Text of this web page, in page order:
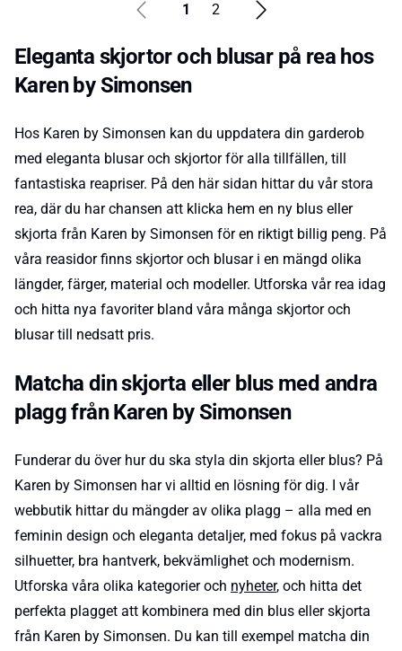
1 2
Eleganta skjortor och blusar på rea hos
Karen by Simonsen
Hos Karen by Simonsen kan du uppdatera din garderob
med eleganta blusar och skjortor för alla tillfällen, till
fantastiska reapriser. På den här sidan hittar du vår stora
rea, där du har chansen att klicka hem en ny blus eller
skjorta från Karen by Simonsen för en riktigt billig peng. På
våra reasidor finns skjortor och blusar i en mängd olika
längder, färger, material och modeller. Utforska vår rea idag
och hitta nya favoriter bland våra många skjortor och
blusar till nedsatt pris.
Matcha din skjorta eller blus med andra
plagg från Karen by Simonsen
Funderar du över hur du ska styla din skjorta eller blus? På
Karen by Simonsen har vi alltid en lösning för dig. I vår
webbutik hittar du mängder av olika plagg – alla med en
feminin design och eleganta detaljer, med fokus på vackra
silhuetter, bra hantverk, bekvämlighet och modernism.
Utforska våra olika kategorier och nyheter, och hitta det
perfekta plagget att kombinera med din blus eller skjorta
från Karen by Simonsen. Du kan till exempel matcha din